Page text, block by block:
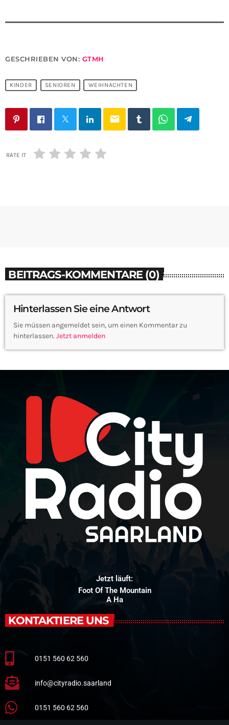
GESCHRIEBEN VON: GTMH
KINDER SENIOREN WEIHNACHTEN
email
RATE IT
BEITRAGS-KOMMENTARE (0)
Hinterlassen Sie eine Antwort
Sie müssen angemeldet sein, um einen Kommentar zu
hinterlassen. Jetzt anmelden
Jetzt läuft:
Foot Of The Mountain
A Ha
KONTAKTIERE UNS
0151 560 62 560
info@cityradio.saarland
0151 560 62 560